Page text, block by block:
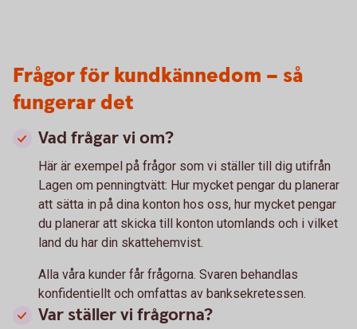
Frågor för kundkännedom – så
fungerar det
Vad frågar vi om?
Här är exempel på frågor som vi ställer till dig utifrån
Lagen om penningtvätt: Hur mycket pengar du planerar
att sätta in på dina konton hos oss, hur mycket pengar
du planerar att skicka till konton utomlands och i vilket
land du har din skattehemvist.
Alla våra kunder får frågorna. Svaren behandlas
konfidentiellt och omfattas av banksekretessen.
Var ställer vi frågorna?